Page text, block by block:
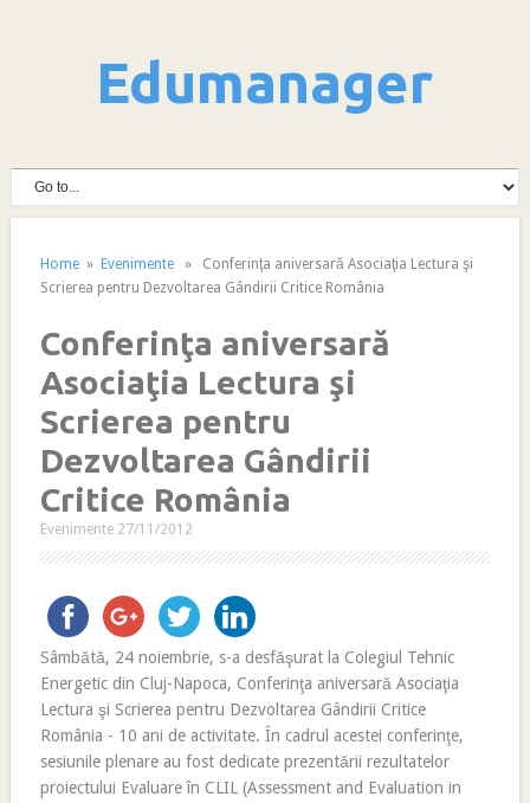
Edumanager
Home» Evenimente» Conferinţa aniversară Asociaţia Lectura şi
Scrierea pentru Dezvoltarea Gândirii Critice România
Conferinţa aniversară
Asociaţia Lectura şi
Scrierea pentru
Dezvoltarea Gândirii
Critice România
Evenimente 27/11/2012
Sâmbătă, 24 noiembrie, s-a desfăşurat la Colegiul Tehnic
Energetic din Cluj-Napoca, Conferinţa aniversară Asociaţia
Lectura şi Scrierea pentru Dezvoltarea Gândirii Critice
România - 10 ani de activitate. În cadrul acestei conferinţe,
sesiunile plenare au fost dedicate prezentării rezultatelor
proiectului Evaluare în CLIL (Assessment and Evaluation in